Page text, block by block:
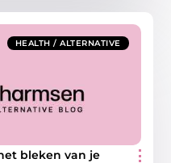
HEALTH / ALTERNATIVE
bleken van je